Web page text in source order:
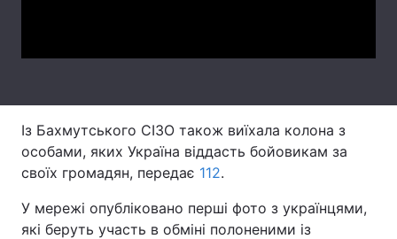
Контакти
Із Бахмутського СІЗО також виїхала колона з
особами, яких Україна віддасть бойовикам за
своїх громадян, передає 112.
У мережі опубліковано перші фото з українцями,
які беруть участь в обміні полоненими із